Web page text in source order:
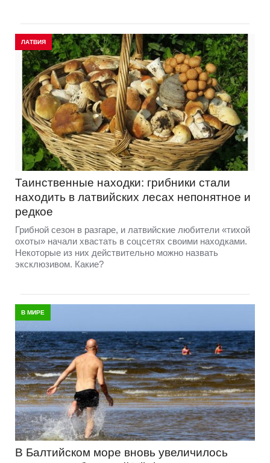
ЛАТВИЯ
Таинственные находки: грибники стали
находить в латвийских лесах непонятное и
редкое
Грибной сезон в разгаре, и латвийские любители «тихой
охоты» начали хвастать в соцсетях своими находками.
Некоторые из них действительно можно назвать
эксклюзивом. Какие?
В МИРЕ
В Балтийском море вновь увеличилось